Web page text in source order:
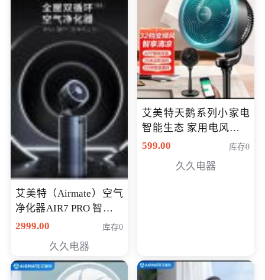
艾美特（Airmate）空气
净化器AIR7 PRO 智能全
屋空气循环负离子旗舰
2999.00 库存0
久久电器
艾美特天鹅系列小家电
智能生态 家用电风扇直
流变频节能轻音空气循
鹅，白天鹅智能)
599.00 库存0
久久电器